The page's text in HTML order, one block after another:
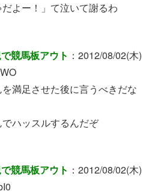
よー！」て泣いて謝るわ
競馬板アウト ：2012/08/02(木)
満足させた後に言うべきだな
ハッスルするんだぞ
競馬板アウト ：2012/08/02(木)